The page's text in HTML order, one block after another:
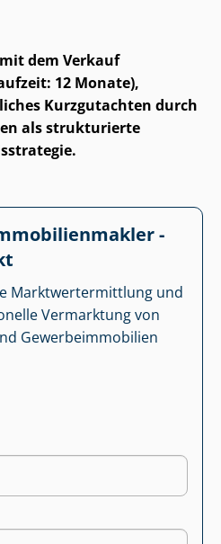
dem Verkauf
12 Monate),
Kurzgutachten durch
als strukturierte
-
Markt­wert­ermitt­lung und
Vermarktung von
Ge­wer­be­im­mo­bi­li­en